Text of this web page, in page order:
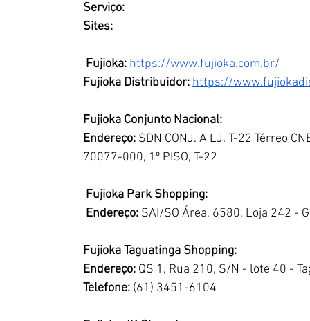
Serviço:
Sites:
Fujioka: https://www.fujioka.com.br/
Fujioka Distribuidor:https://
Fujioka Conjunto Nacional:
Endereço: SDN CONJ. A LJ. T-22 Térreo
70077-000, 1º PISO, T-22
Fujioka Park Shopping:
Endereço: SAI/SO Área, 6580, Loja 242 -
Fujioka Taguatinga Shopping:
Endereço: QS 1, Rua 210, S/N - lote 40 -
Telefone: (61) 3451-6104